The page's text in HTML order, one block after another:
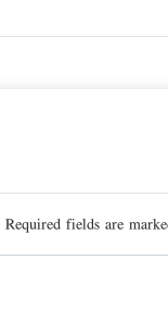
Required fields are